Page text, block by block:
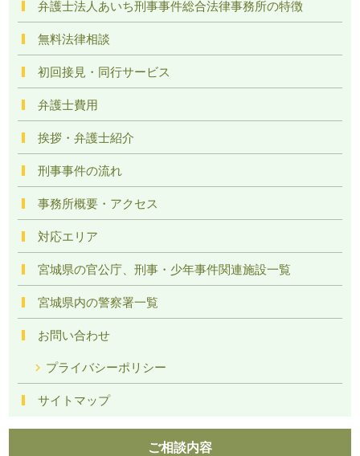
弁護士法人あいち刑事事件総合法律事務所の特徴
無料法律相談
初回接見・同行サービス
弁護士費用
挨拶・弁護士紹介
刑事事件の流れ
事務所概要・アクセス
対応エリア
宮城県の官公庁、刑事・少年事件関連施設一覧
宮城県内の警察署一覧
お問い合わせ
プライバシーポリシー
サイトマップ
ご相談内容